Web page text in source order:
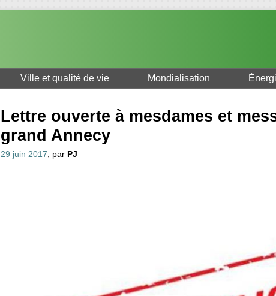
Ville et qualité de vie Mondialisation
Lettre ouverte à mesdames et
grand Annecy
29 juin 2017, par PJ